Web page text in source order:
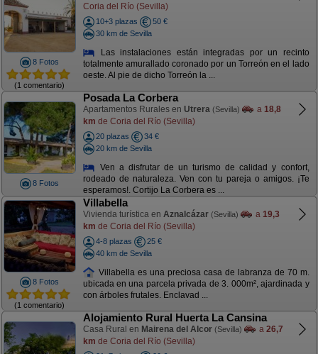
8 Fotos
(1 comentario)
Coria del Río (Sevilla)
10+3 plazas
50 €
30 km de Sevilla
Las instalaciones están integradas por un recinto
totalmente amurallado coronado por un Torreón en el lado
oeste. Al pie de dicho Torreón la ...
8 Fotos
Posada La Corbera
Apartamentos Rurales en Utrera (Sevilla) a 18,8
km de Coria del Río (Sevilla)
20 plazas
34 €
20 km de Sevilla
Ven a disfrutar de un turismo de calidad y confort,
rodeado de naturaleza. Ven con tu pareja o amigos. ¡Te
esperamos!. Cortijo La Corbera es ...
8 Fotos
(1 comentario)
Villabella
Vivienda turística en Aznalcázar (Sevilla) a 19,3
km de Coria del Río (Sevilla)
4-8 plazas
25 €
40 km de Sevilla
Villabella es una preciosa casa de labranza de 70 m.
ubicada en una parcela privada de 3. 000m², ajardinada y
con árboles frutales. Enclavad ...
Alojamiento Rural Huerta La Cansina
Casa Rural en Mairena del Alcor (Sevilla) a 26,7
km de Coria del Río (Sevilla)